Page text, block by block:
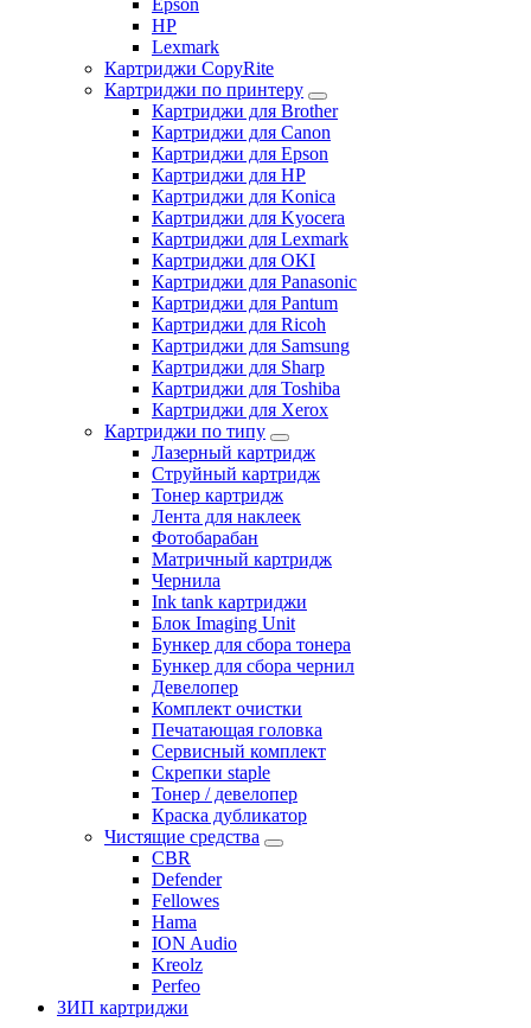
Epson
HP
Lexmark
Картриджи CopyRite
Картриджи по принтеру
Картриджи для Brother
Картриджи для Canon
Картриджи для Epson
Картриджи для HP
Картриджи для Konica
Картриджи для Kyocera
Картриджи для Lexmark
Картриджи для OKI
Картриджи для Panasonic
Картриджи для Pantum
Картриджи для Ricoh
Картриджи для Samsung
Картриджи для Sharp
Картриджи для Toshiba
Картриджи для Xerox
Картриджи по типу
Лазерный картридж
Струйный картридж
Тонер картридж
Лента для наклеек
Фотобарабан
Матричный картридж
Чернила
Ink tank картриджи
Блок Imaging Unit
Бункер для сбора тонера
Бункер для сбора чернил
Девелопер
Комплект очистки
Печатающая головка
Сервисный комплект
Скрепки staple
Тонер / девелопер
Краска дубликатор
Чистящие средства
CBR
Defender
Fellowes
Hama
ION Audio
Kreolz
Perfeo
ЗИП картриджи